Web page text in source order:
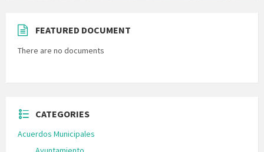
FEATURED DOCUMENT
There are no documents
CATEGORIES
Acuerdos Municipales